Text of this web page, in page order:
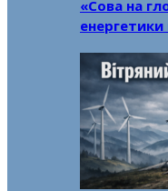
«Сова на